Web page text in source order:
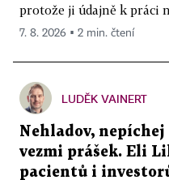
protože ji údajně k práci
7. 8. 2026 ▪ 2 min. čtení
LUDĚK VAINERT
Nehladov,
vezmi prášek. Eli
pacientů i